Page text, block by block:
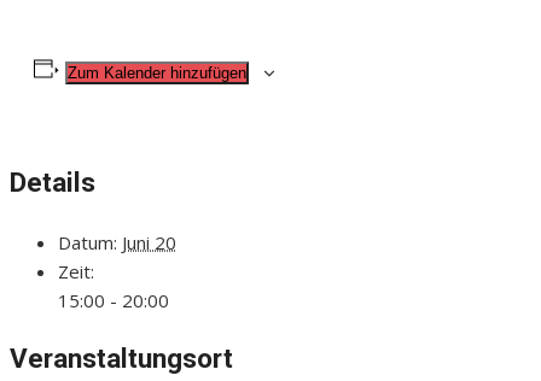
Zum Kalender hinzufügen
Details
Datum: Juni 20
Zeit:
15:00 - 20:00
Veranstaltungsort